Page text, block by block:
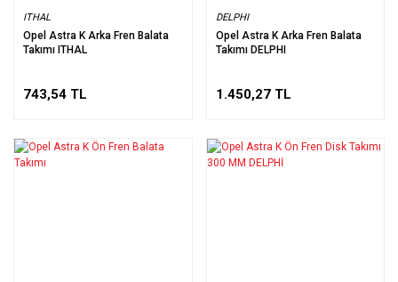
ITHAL
Opel Astra K Arka Fren Balata
Takımı ITHAL
743,54 TL
DELPHI
Opel Astra K Arka Fren Balata
Takımı DELPHI
1.450,27 TL